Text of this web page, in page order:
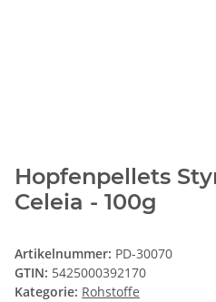
Hopfenpellets
Celeia - 100g
Artikelnummer: PD-30070
GTIN: 5425000392170
Kategorie: Rohstoffe